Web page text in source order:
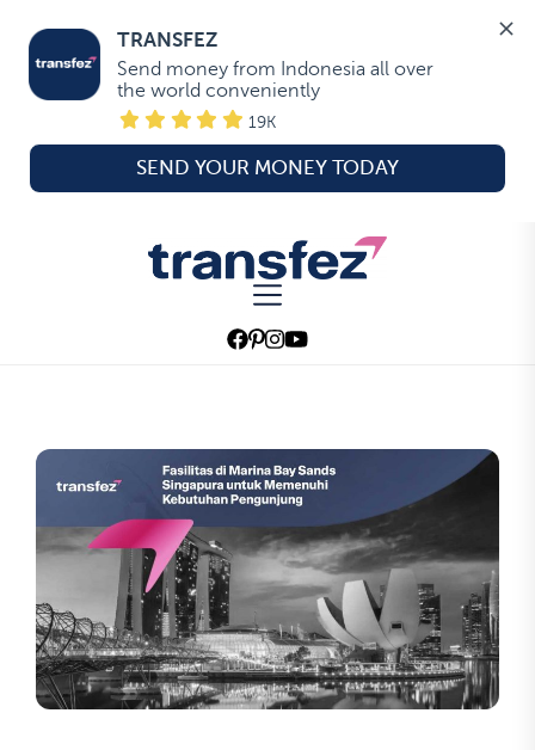
TRANSFEZ
Send money from Indonesia all over
the world conveniently
19K
SEND YOUR MONEY TODAY
Transfez